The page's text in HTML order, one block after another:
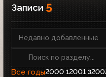
Записи 5
Все годы2000 12001 3